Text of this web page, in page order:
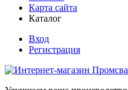
Карта сайта
Каталог
Вход
Регистрация